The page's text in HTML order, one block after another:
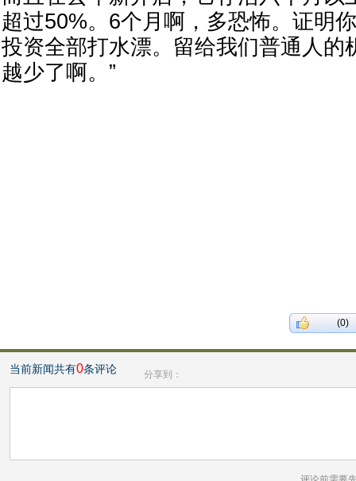
超过50%。6个月啊，多恐怖。证明
投资全部打水漂。留给我们普通人的
越少了啊。”
(0)
当前新闻共有0条评论 分享到：